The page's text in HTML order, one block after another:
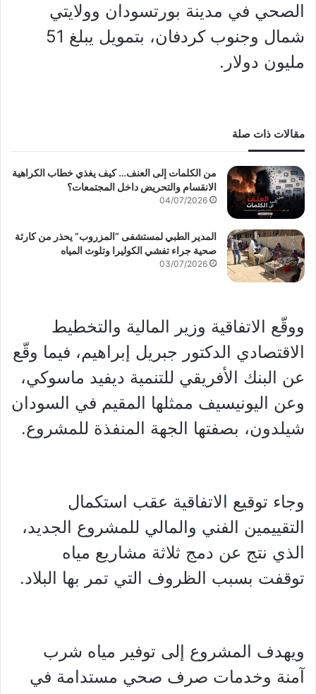
الصحي في مدينة بورتسودان وولايتي
شمال وجنوب كردفان، بتمويل يبلغ 51
مليون دولار.
مقالات ذات صلة
من الكلمات إلى العنف… كيف يغذي خطاب الكراهية
الانقسام والتحريض داخل المجتمعات؟
04/07/2026
المدير الطبي لمستشفى “المزروب” يحذر من كارثة
صحية جراء تفشي الكوليرا وتلوث المياه
03/07/2026
ووقّع الاتفاقية وزير المالية والتخطيط
الاقتصادي الدكتور جبريل إبراهيم، فيما وقّع
عن البنك الأفريقي للتنمية ديفيد ماسوكي،
وعن اليونيسيف ممثلها المقيم في السودان
شيلدون، بصفتها الجهة المنفذة للمشروع.
وجاء توقيع الاتفاقية عقب استكمال
التقييمين الفني والمالي للمشروع الجديد،
الذي نتج عن دمج ثلاثة مشاريع مياه
توقفت بسبب الظروف التي تمر بها البلاد.
ويهدف المشروع إلى توفير مياه شرب
آمنة وخدمات صرف صحي مستدامة في